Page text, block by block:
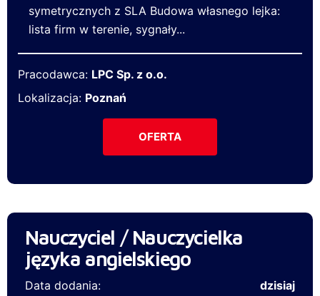
symetrycznych z SLA Budowa własnego lejka:
lista firm w terenie, sygnały...
Pracodawca: LPC Sp. z o.o.
Lokalizacja: Poznań
OFERTA
Nauczyciel / Nauczycielka
języka angielskiego
Data dodania: dzisiaj